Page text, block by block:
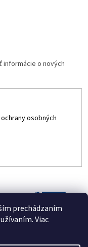
prechádzaním
Viac
informácie o nových
osobných